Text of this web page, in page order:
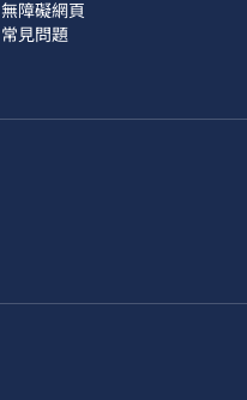
無障礙網頁
常見問題